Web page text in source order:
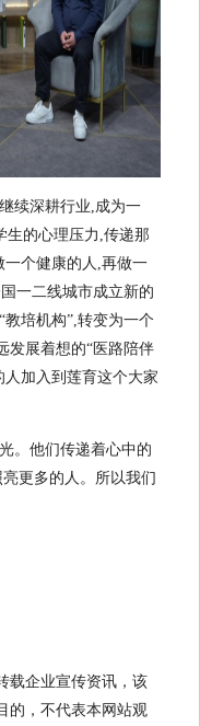
续深耕行业,成为一
生的心理压力,传递那
一个健康的人,再做一
一二线城市成立新的
培机构”,转变为一个
发展着想的“医路陪伴
加入到莲育这个大家
。他们传递着心中的
更多的人。所以我们
载企业宣传资讯，该
的，不代表本网站观